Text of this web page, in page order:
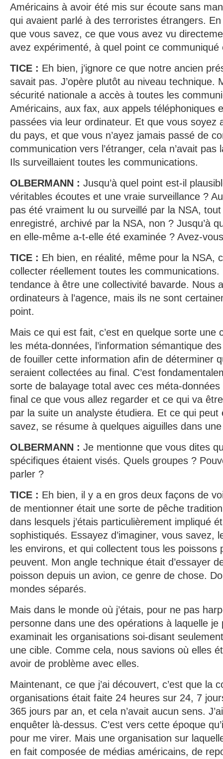
Américains à avoir été mis sur écoute sans
qui avaient parlé à des terroristes étrangers.
que vous savez, ce que vous avez vu
avez expérimenté, à quel point ce communiqué
TICE : Eh bien, j’ignore ce que notre ancien
savait pas. J’opère plutôt au niveau technique.
sécurité nationale a accès à toutes les
Américains, aux fax, aux appels téléphoniques
passées via leur ordinateur. Et que vous soyez
du pays, et que vous n’ayez jamais passé de
communication vers l’étranger, cela n’avait
Ils surveillaient toutes les communications.
OLBERMANN : Jusqu’à quel point est-il
véritables écoutes et une vraie surveillance ?
pas été vraiment lu ou surveillé par la NSA,
enregistré, archivé par la NSA, non ? Jusqu’à
en elle-même a-t-elle été examinée ? Avez-
TICE : Eh bien, en réalité, même pour la NSA,
collecter réellement toutes les
tendance à être une collectivité bavarde. Nous
ordinateurs à l’agence, mais ils ne sont
point.
Mais ce qui est fait, c’est en quelque sorte une
les méta-données, l’information sémantique
de fouiller cette information afin de déterminer
seraient collectées au final. C’est
sorte de balayage total avec ces méta-
final ce que vous allez regarder et ce qui va
par la suite un analyste étudiera. Et ce qui
savez, se résume à quelques aiguilles dans
OLBERMANN : Je mentionne que vous dites
spécifiques étaient visés. Quels groupes ?
parler ?
TICE : Eh bien, il y a en gros deux façons de
de mentionner était une sorte de pêche
dans lesquels j’étais particulièrement impliqué
sophistiqués. Essayez d’imaginer, vous savez,
les environs, et qui collectent tous les poissons
peuvent. Mon angle technique était d’essayer
poisson depuis un avion, ce genre de chose.
mondes séparés.
Mais dans le monde où j’étais, pour ne pas
personne dans une des opérations à laquelle je
examinait les organisations soi-disant
une cible. Comme cela, nous savions où elles
avoir de problème avec elles.
Maintenant, ce que j’ai découvert, c’est que la
organisations était faite 24 heures sur 24, 7
365 jours par an, et cela n’avait aucun sens.
enquêter là-dessus. C’est vers cette époque
pour me virer. Mais une organisation sur
en fait composée de médias américains, de